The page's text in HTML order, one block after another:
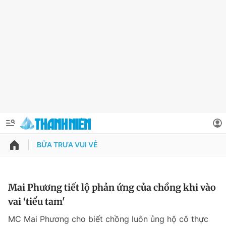
QUẢNG CÁO
Thông tin tài khoản
Đổi mật khẩu
BỮA TRƯA VUI VẺ
Mai Phương tiết lộ phản ứng của chồng khi vào
vai ‘tiểu tam'
MC Mai Phương cho biết chồng luôn ủng hộ cô thực